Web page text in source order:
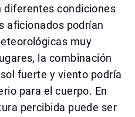
diferentes condiciones
aficionados podrían
muy
la combinación
fuerte y viento podría
para el cuerpo. En
percibida puede ser